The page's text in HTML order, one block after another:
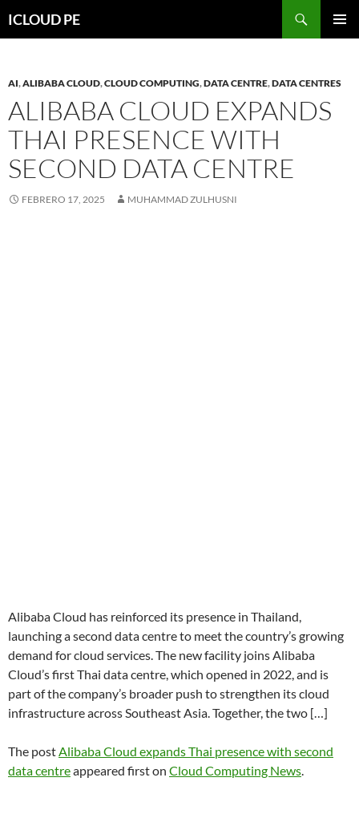
hacia
ICLOUD PE
AI,ALIBABA CLOUD,CLOUD COMPUTING,DATA CENTRE,DATA CENTRES
ALIBABA CLOUD EXPANDS
THAI PRESENCE WITH
SECOND DATA CENTRE
FEBRERO 17, 2025 MUHAMMAD ZULHUSNI
Alibaba Cloud has reinforced its presence in Thailand,
launching a second data centre to meet the country’s growing
demand for cloud services. The new facility joins Alibaba
Cloud’s first Thai data centre, which opened in 2022, and is
part of the company’s broader push to strengthen its cloud
infrastructure across Southeast Asia. Together, the two […]
The postAlibaba Cloud expands Thai presence with second
data centreappeared first on Cloud Computing News.